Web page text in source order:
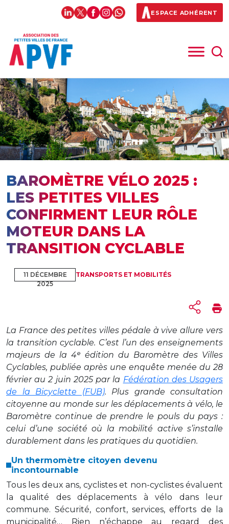
ESPACE ADHÉRENT
BAROMÈTRE VÉLO 2025 :
LES PETITES VILLES
CONFIRMENT LEUR RÔLE
MOTEUR DANS LA
TRANSITION CYCLABLE
11 DÉCEMBRE
2025
TRANSPORTS ET MOBILITÉS
La France des petites villes pédale à vive allure vers
la transition cyclable. C’est l’un des enseignements
majeurs de la 4ᵉ édition du Baromètre des Villes
Cyclables, publiée après une enquête menée du 28
février au 2 juin 2025 par la Fédération des Usagers
de la Bicyclette (FUB). Plus grande consultation
citoyenne au monde sur les déplacements à vélo, le
Baromètre continue de prendre le pouls du pays :
celui d’une société où la mobilité active s’installe
durablement dans les pratiques du quotidien.
Un thermomètre citoyen devenu
incontournable
Tous les deux ans, cyclistes et non-cyclistes évaluent
la qualité des déplacements à vélo dans leur
commune. Sécurité, confort, services, efforts de la
municipalité… Rien n’échappe au regard des